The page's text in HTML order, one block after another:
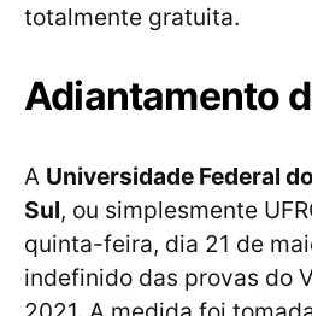
totalmente gratuita.
Adiantamento
A Universidade Federal
Sul, ou simplesmente
quinta-feira, dia 21 de
indefinido das provas do